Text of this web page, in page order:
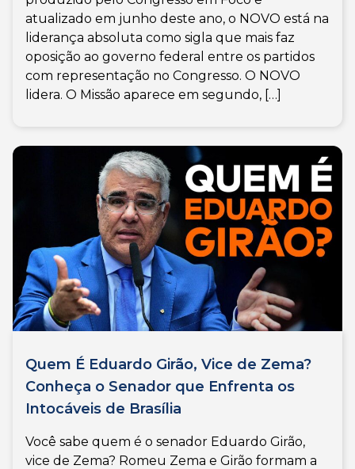
atualizado em junho deste ano, o NOVO está na
liderança absoluta como sigla que mais faz
oposição ao governo federal entre os partidos
com representação no Congresso. O NOVO
lidera. O Missão aparece em segundo, […]
Quem É Eduardo Girão, Vice de Zema?
Conheça o Senador que Enfrenta os
Intocáveis de Brasília
Você sabe quem é o senador Eduardo Girão,
vice de Zema? Romeu Zema e Girão formam a